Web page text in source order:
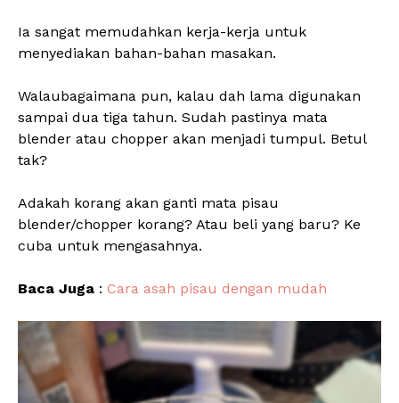
Ia sangat memudahkan kerja-kerja untuk
menyediakan bahan-bahan masakan.
Walaubagaimana pun, kalau dah lama digunakan
sampai dua tiga tahun. Sudah pastinya mata
blender atau chopper akan menjadi tumpul. Betul
tak?
Adakah korang akan ganti mata pisau
blender/chopper korang? Atau beli yang baru? Ke
cuba untuk mengasahnya.
Baca Juga : Cara asah pisau dengan mudah